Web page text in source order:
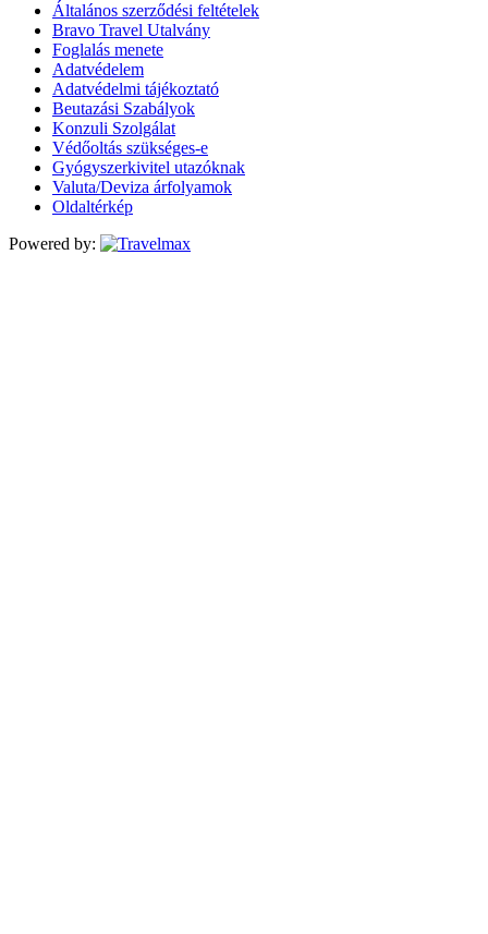
Általános szerződési feltételek
Bravo Travel Utalvány
Foglalás menete
Adatvédelem
Adatvédelmi tájékoztató
Beutazási Szabályok
Konzuli Szolgálat
Védőoltás szükséges-e
Gyógyszerkivitel utazóknak
Valuta/Deviza árfolyamok
Oldaltérkép
Powered by: